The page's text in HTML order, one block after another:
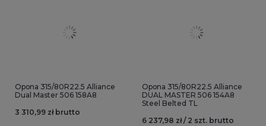
Opona 315/80R22.5 Alliance
Dual Master 506 158A8
3 310,99 zł brutto
Opona 315/80R22.5 Alliance
DUAL MASTER 506 154A8
Steel Belted TL
6 237,98 zł / 2 szt. brutto